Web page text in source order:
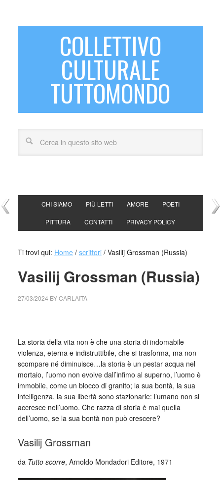
COLLETTIVO
CULTURALE
TUTTOMONDO
CHI SIAMO PIÙ LETTI AMORE POETI
PITTURA CONTATTI PRIVACY POLICY
Ti trovi qui: Home / scrittori /Vasilij Grossman (Russia)
Vasilij Grossman (Russia)
27/03/2024 BYCARLAITA
La storia della vita non è che una storia di indomabile
violenza, eterna e indistruttibile, che si trasforma, ma non
scompare né diminuisce…la storia è un pestar acqua nel
mortaio, l’uomo non evolve dall’infimo al superno, l’uomo è
immobile, come un blocco di granito; la sua bontà, la sua
intelligenza, la sua libertà sono stazionarie: l’umano non si
accresce nell’uomo. Che razza di storia è mai quella
dell’uomo, se la sua bontà non può crescere?
Vasilij Grossman
da Tutto scorre, Arnoldo Mondadori Editore, 1971